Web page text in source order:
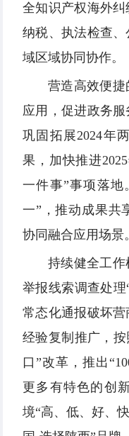
全知识产权海外纠
纳税、执法检查
域区域协同协作。
营造高效便
应用，促进政务服
巩固拓展2024年
果，加快推进
一件事”事项落地
一”，推动成果共
协同融合应用场景。
持续健全工
举报线索调查处理
常态化通报破坏
经验复制推广，按
口”改革，推出
更多有特色的创
境“高、低、好、